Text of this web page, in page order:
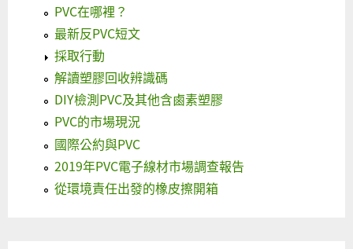
PVC在哪裡？
最新反PVC短文
採取行動
解讀塑膠回收辨識碼
DIY檢測PVC及其他含鹵素塑膠
PVC的市場現況
國際公約與PVC
2019年PVC電子線材市場調查報告
從環境責任出發的橡皮擦開箱